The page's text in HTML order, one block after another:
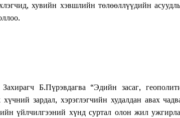
хувийн хэвшлийн төлөөллүүдийн
Б.Пүрэвдагва “Эдийн засаг,
зардал, хэрэглэгчийн худалдан авах
үйлчилгээний хүнд суртал олон жил